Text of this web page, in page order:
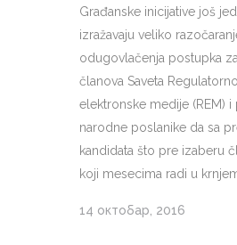
Građanske inicijative još
izražavaju veliko
odugovlačenja postupka
članova Saveta
elektronske medije (REM) i
narodne poslanike da sa
kandidata što pre izaberu
koji mesecima radi u krnjem
14 октобар, 2016